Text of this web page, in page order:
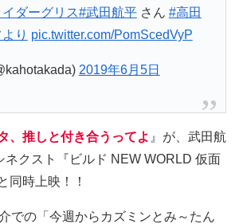
ダーグリス#武田航平さん #高田
り pic.twitter.com/PomScedVyP
2019年6月5日
、推しと付き合うってよ 』が、武田航
ネクスト『ビルド NEW WORLD 仮面
同時上映！！
での「今週からカズミンとみ～たん